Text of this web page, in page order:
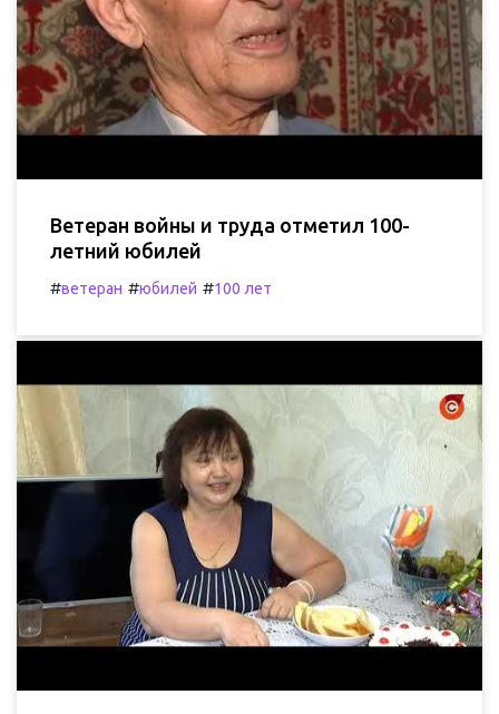
Ветеран войны и труда отметил 100-
летний юбилей
#ветеран #юбилей #100 лет